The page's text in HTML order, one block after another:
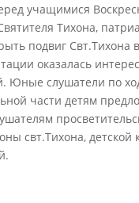
учащимися
Тихона,
подвиг Свт.Тихона
оказалась
Юные слушатели по
части детям
свт.Тихона,